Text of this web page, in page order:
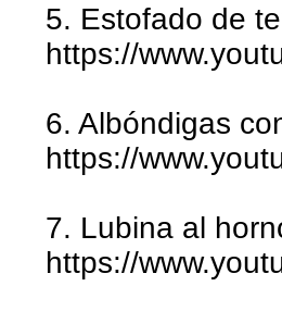
5. Estofado de
https://
6. Albóndigas
https://
7. Lubina al
https://